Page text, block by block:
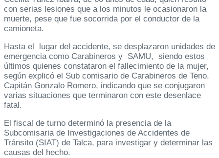
con serias lesiones que a los minutos le ocasionaron la
muerte, pese que fue socorrida por el conductor de la
camioneta.
Hasta el lugar del accidente, se desplazaron unidades de
emergencia como Carabineros y SAMU, siendo estos
últimos quienes constataron el fallecimiento de la mujer,
según explicó el Sub comisario de Carabineros de Teno,
Capitán Gonzalo Romero, indicando que se conjugaron
varias situaciones que terminaron con este desenlace
fatal.
El fiscal de turno determinó la presencia de la
Subcomisaria de Investigaciones de Accidentes de
Tránsito (SIAT) de Talca, para investigar y determinar las
causas del hecho.